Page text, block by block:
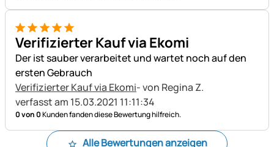
5 von 5
Verifizierter Kauf via Ekomi
Der ist sauber verarbeitet und wartet noch auf den
ersten Gebrauch
Verifizierter Kauf via Ekomi- von Regina Z.
verfasst am 15.03.2021 11:11:34
0 von 0Kunden fanden diese Bewertung hilfreich.
Alle Bewertungen anzeigen